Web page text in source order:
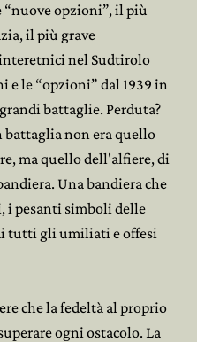
“nuove opzioni”, il più
il più grave
nel Sudtirolo
e le “opzioni” dal 1939 in
battaglie. Perduta?
battaglia non era quello
ma quello dell'alfiere, di
Una bandiera che
i pesanti simboli delle
tutti gli umiliati e offesi
che la fedeltà al proprio
ogni ostacolo. La